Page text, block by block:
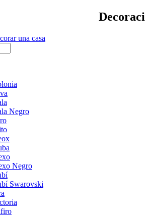
Negro
Negro
Swarovski